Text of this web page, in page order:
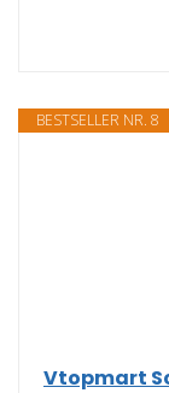
BESTSELLER NR. 8
Vtopmart